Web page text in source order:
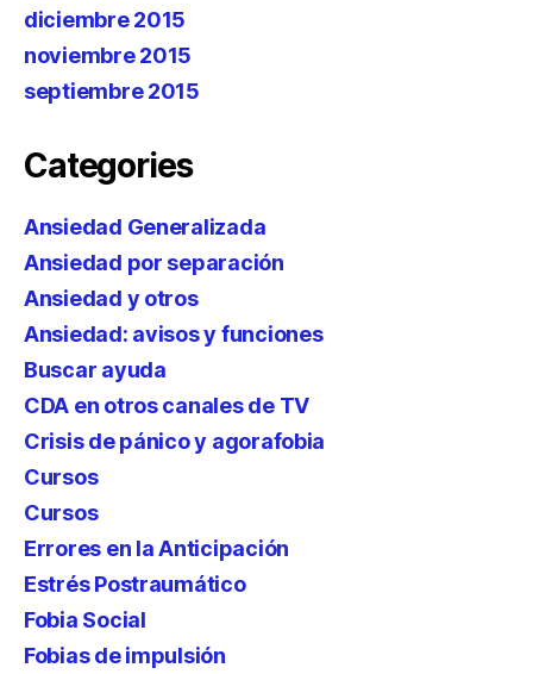
diciembre 2015
noviembre 2015
septiembre 2015
Categories
Ansiedad Generalizada
Ansiedad por separación
Ansiedad y otros
Ansiedad: avisos y funciones
Buscar ayuda
CDA en otros canales de TV
Crisis de pánico y agorafobia
Cursos
Cursos
Errores en la Anticipación
Estrés Postraumático
Fobia Social
Fobias de impulsión